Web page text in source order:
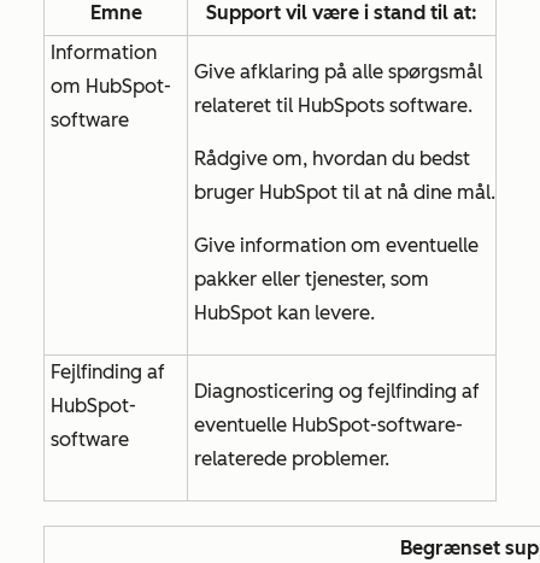
Emne
Support vil være i stand til at:
Information
om HubSpot-
software
Give afklaring på alle spørgsmål
relateret til HubSpots software.
Rådgive om, hvordan du bedst
bruger HubSpot til at nå dine mål.
Give information om eventuelle
pakker eller tjenester, som
HubSpot kan levere.
Fejlfinding af
HubSpot-
software
Diagnosticering og fejlfinding af
eventuelle HubSpot-software-
relaterede problemer.
Begrænset